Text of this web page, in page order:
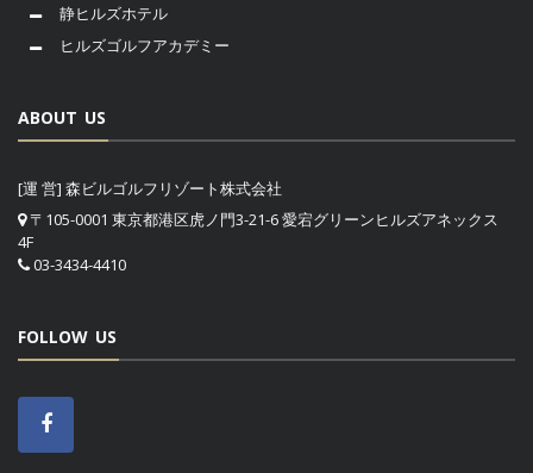
静ヒルズホテル
ヒルズゴルフアカデミー
ABOUT US
[運 営] 森ビルゴルフリゾート株式会社
〒105-0001 東京都港区虎ノ門3-21-6 愛宕グリーンヒルズアネックス
4F
03-3434-4410
FOLLOW US